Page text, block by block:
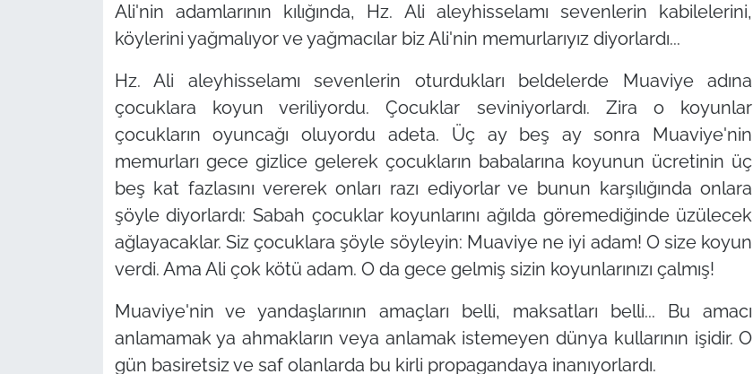
Ali'nin adamlarının kılığında, Hz. Ali aleyhisselamı sevenlerin kabilelerini,
köylerini yağmalıyor ve yağmacılar biz Ali'nin memurlarıyız diyorlardı...
Hz. Ali aleyhisselamı sevenlerin oturdukları beldelerde Muaviye adına
çocuklara koyun veriliyordu. Çocuklar seviniyorlardı. Zira o koyunlar
çocukların oyuncağı oluyordu adeta. Üç ay beş ay sonra Muaviye'nin
memurları gece gizlice gelerek çocukların babalarına koyunun ücretinin üç
beş kat fazlasını vererek onları razı ediyorlar ve bunun karşılığında onlara
şöyle diyorlardı: Sabah çocuklar koyunlarını ağılda göremediğinde üzülecek
ağlayacaklar. Siz çocuklara şöyle söyleyin: Muaviye ne iyi adam! O size koyun
verdi. Ama Ali çok kötü adam. O da gece gelmiş sizin koyunlarınızı çalmış!
Muaviye'nin ve yandaşlarının amaçları belli, maksatları belli... Bu amacı
anlamamak ya ahmakların veya anlamak istemeyen dünya kullarının işidir. O
gün basiretsiz ve saf olanlarda bu kirli propagandaya inanıyorlardı.